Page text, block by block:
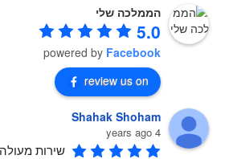
הממלכה שלי
5.0
powered byFacebook
review us on
Shahak Shoham
4 years ago